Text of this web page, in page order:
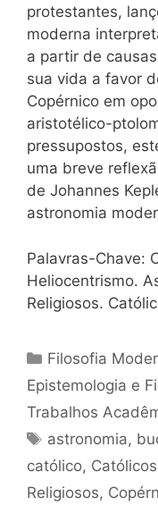
protestantes,
moderna
a partir de
sua vida a favor
Copérnico em
aristotélico-
pressupostos,
uma breve
de Johannes
astronomia
Palavras-Chave:
Heliocentrismo.
Religiosos.
Categorias
Filosofia
Epistemologia e
Trabalhos
Tags
astronomia,
católico, Católicos
Religiosos,